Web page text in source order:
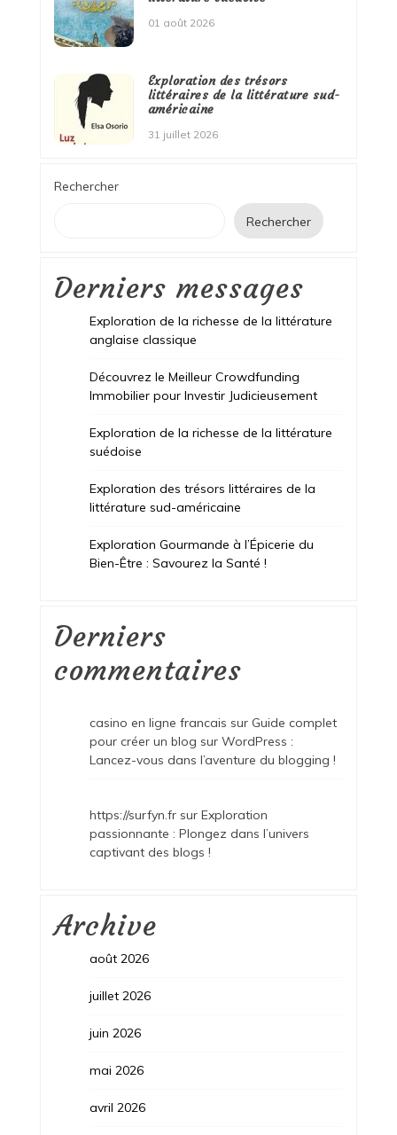
01 août 2026
Exploration des trésors
littéraires de la littérature sud-
américaine
31 juillet 2026
Rechercher
Rechercher
Derniers messages
Exploration de la richesse de la littérature
anglaise classique
Découvrez le Meilleur Crowdfunding
Immobilier pour Investir Judicieusement
Exploration de la richesse de la littérature
suédoise
Exploration des trésors littéraires de la
littérature sud-américaine
Exploration Gourmande à l’Épicerie du
Bien-Être : Savourez la Santé !
Derniers
commentaires
casino en ligne francais sur Guide complet
pour créer un blog sur WordPress :
Lancez-vous dans l’aventure du blogging !
https://surfyn.frsur Exploration
passionnante : Plongez dans l’univers
captivant des blogs !
Archive
août 2026
juillet 2026
juin 2026
mai 2026
avril 2026